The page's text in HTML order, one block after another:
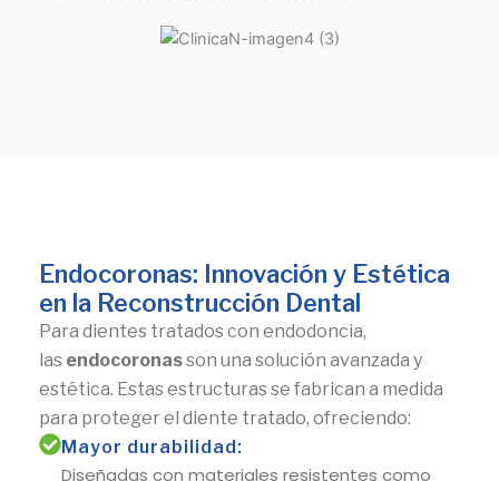
Endocoronas: Innovación y Estética
en la Reconstrucción Dental
Para dientes tratados con endodoncia,
las endocoronasson una solución avanzada y
estética. Estas estructuras se fabrican a medida
para proteger el diente tratado, ofreciendo:
Mayor durabilidad:
Diseñadas con materiales resistentes como